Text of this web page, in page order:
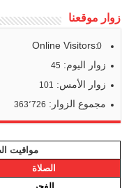
زوار موقعنا
Online Visitors:
0
زوار اليوم: 45
زوار الأمس: 101
مجموع الزوار: 363٬726
مواقيت الصلاة
الصلاة